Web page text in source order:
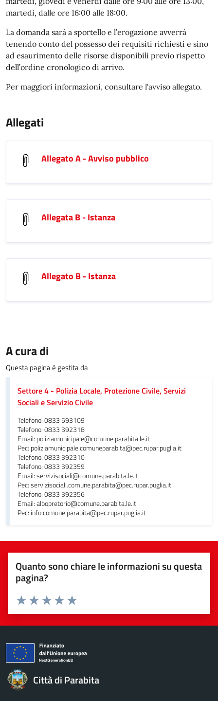
martedì, dalle ore 16:00 alle 18:00.
La domanda sarà a sportello e l’erogazione avverrà
tenendo conto del possesso dei requisiti richiesti e sino
ad esaurimento delle risorse disponibili previo rispetto
dell’ordine cronologico di arrivo.
Per maggiori informazioni, consultare l'avviso allegato.
Allegati
Allegato A - Avviso pubblico
Allegata B - Istanza
Allegato B - Istanza
A cura di
Questa pagina è gestita da
Settore 4 - Polizia Locale, Protezione Civile, Servizi
Sociali e Servizio Civile
Telefono: 0833 593109
Telefono: 0833 392318
Email: poliziamunicipale@comune.parabita.le.it
Pec: poliziamunicipale.comuneparabita@pec.rupar.puglia.it
Telefono: 0833 392310
Telefono: 0833 392359
Email: servizisociali@comune.parabita.le.it
Pec: servizisociali.comune.parabita@pec.rupar.puglia.it
Telefono: 0833 392356
Email: albopretorio@comune.parabita.le.it
Pec: info.comune.parabita@pec.rupar.puglia.it
Quanto sono chiare le informazioni su questa
pagina?
Valuta da 1 a 5 stelle la pagina
Valuta 5 stelle su 5
Valuta 4 stelle su 5
Valuta 3 stelle su 5
Valuta 2 stelle su 5
Valuta 1 stelle su 5
Città di Parabita